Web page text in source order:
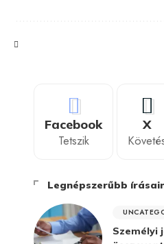
Facebook
Tetszik
X
Legnépszerűbb
Személyi